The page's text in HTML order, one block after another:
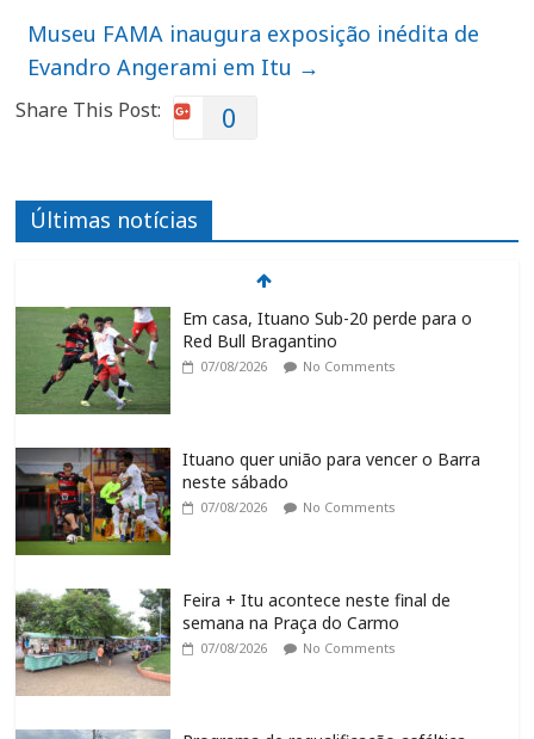
Museu FAMA inaugura exposição inédita de
Evandro Angerami em Itu →
Share This Post: 0
Últimas notícias
Em casa, Ituano Sub-20 perde para o
Red Bull Bragantino
07/08/2026 No Comments
Ituano quer união para vencer o Barra
neste sábado
07/08/2026 No Comments
Feira + Itu acontece neste final de
semana na Praça do Carmo
07/08/2026 No Comments